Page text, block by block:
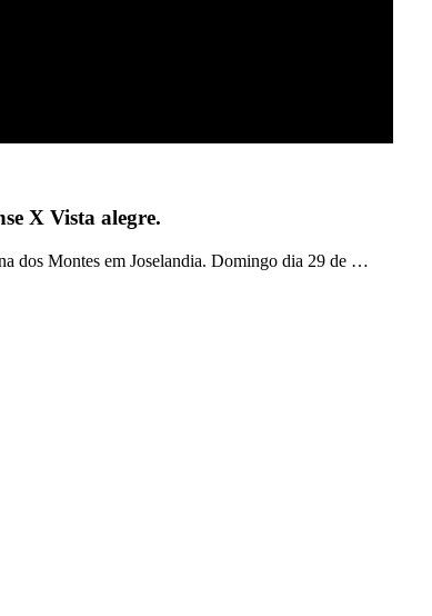
X Vista alegre.
dos Montes em Joselandia. Domingo dia 29 de …